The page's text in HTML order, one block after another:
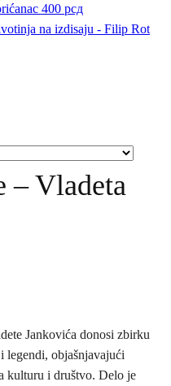
400 рсд
na izdisaju - Filip Rot
– Vladeta
Jankovića donosi zbirku
legendi, objašnjavajući
kulturu i društvo. Delo je